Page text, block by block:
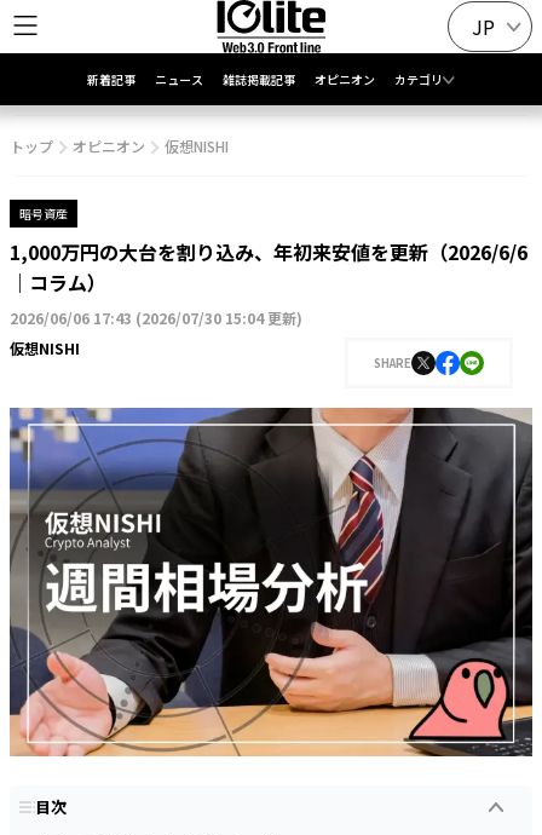
JP
新着記事 ニュース 雑誌掲載記事 オピニオン カテゴリ
トップ オピニオン 仮想NISHI
暗号資産
1,000万円の大台を割り込み、年初来安値を更新（2026/6/6
｜コラム）
2026/06/06 17:43 (2026/07/30 15:04 更新)
仮想NISHI
SHARE
目次